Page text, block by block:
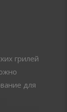
грилей
для